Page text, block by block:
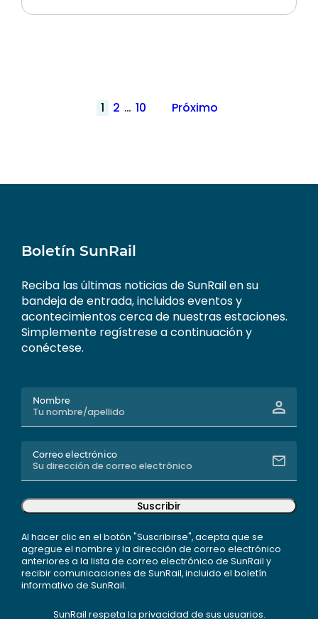
Paginación
1 2 … 10 Próximo
Boletín SunRail
Reciba las últimas noticias de SunRail en su
bandeja de entrada, incluidos eventos y
acontecimientos cerca de nuestras estaciones.
Simplemente regístrese a continuación y
conéctese.
Nombre
Correo electrónico
Suscribir
Al hacer clic en el botón "Suscribirse", acepta que se
agregue el nombre y la dirección de correo electrónico
anteriores a la lista de correo electrónico de SunRail y
recibir comunicaciones de SunRail, incluido el boletín
informativo de SunRail.
SunRail respeta la privacidad de sus usuarios.